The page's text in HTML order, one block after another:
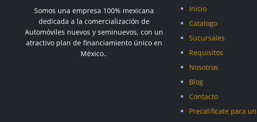
Somos una empresa 100% mexicana
dedicada a la comercialización de
Automóviles nuevos y seminuevos, con un
atractivo plan de financiamiento único en
México..
Inicio
Catalogo
Sucursales
Requisitos
Nosotros
Blog
Contacto
Precalificate para